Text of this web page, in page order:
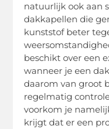
natuurlijk ook aan
dakkapellen die
kunststof beter
beschikt over een
wanneer je een
daarom van groot
regelmatig
voorkom je
krijgt dat er een